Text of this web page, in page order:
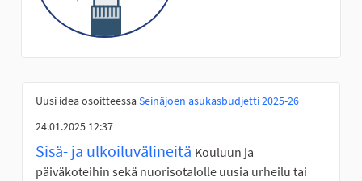
Uusi idea osoitteessaSeinäjoen asukasbudjetti 2025-26
24.01.2025 12:37
Sisä- ja ulkoiluvälineitä Kouluun ja
päiväkoteihin sekä nuorisotalolle uusia urheilu tai